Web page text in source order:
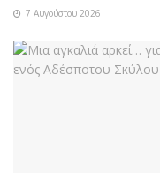
7 Αυγούστου 2026